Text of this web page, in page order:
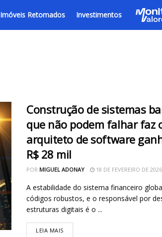
Imóveis Retomados Investimentos
Construção de sistemas
que não podem falhar faz
arquiteto de software
R$ 28 mil
POR MIGUEL ADONAY 18 DE FEVEREIRO DE 2026
A estabilidade do sistema financeiro
códigos robustos, e o responsável por
estruturas digitais é o ...
LEIA MAIS